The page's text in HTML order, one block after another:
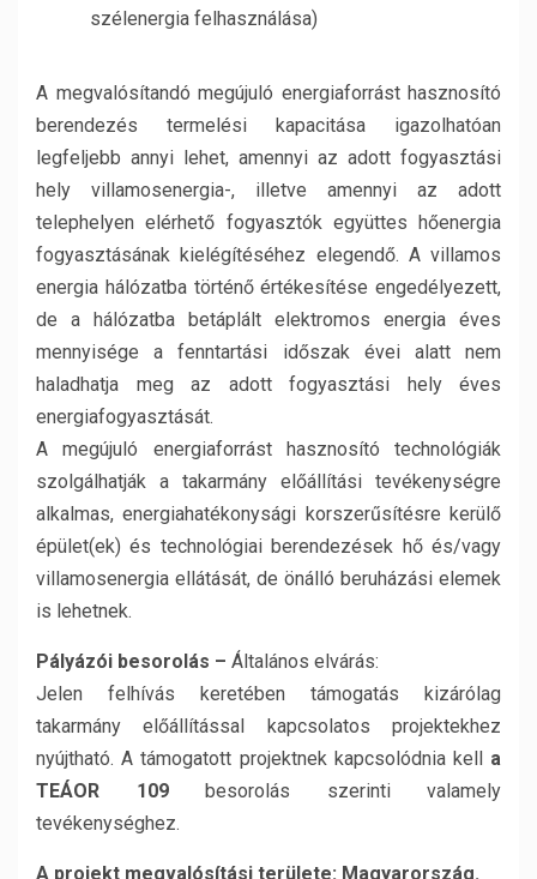
szélenergia felhasználása)
A megvalósítandó megújuló energiaforrást hasznosító
berendezés termelési kapacitása igazolhatóan
legfeljebb annyi lehet, amennyi az adott fogyasztási
hely villamosenergia-, illetve amennyi az adott
telephelyen elérhető fogyasztók együttes hőenergia
fogyasztásának kielégítéséhez elegendő. A villamos
energia hálózatba történő értékesítése engedélyezett,
de a hálózatba betáplált elektromos energia éves
mennyisége a fenntartási időszak évei alatt nem
haladhatja meg az adott fogyasztási hely éves
energiafogyasztását.
A megújuló energiaforrást hasznosító technológiák
szolgálhatják a takarmány előállítási tevékenységre
alkalmas, energiahatékonysági korszerűsítésre kerülő
épület(ek) és technológiai berendezések hő és/vagy
villamosenergia ellátását, de önálló beruházási elemek
is lehetnek.
Pályázói besorolás – Általános elvárás:
Jelen felhívás keretében támogatás kizárólag
takarmány előállítással kapcsolatos projektekhez
nyújtható. A támogatott projektnek kapcsolódnia kell a
TEÁOR 109besorolás szerinti valamely
tevékenységhez.
A projekt megvalósítási területe: Magyarország.